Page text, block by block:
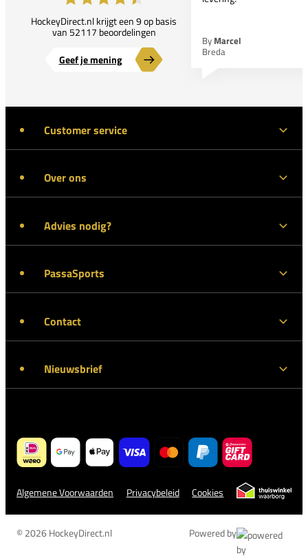
HockeyDirect.nl krijgt een 9 op basis
van 52117 beoordelingen
Geef je mening
By Marcel
Breda
Customer service
Over ons
Advies nodig?
PassaSports
Contact
Nieuwsbrief
Algemene Voorwaarden Privacybeleid Cookies
© 2026 HockeyDirect.nl Powered by